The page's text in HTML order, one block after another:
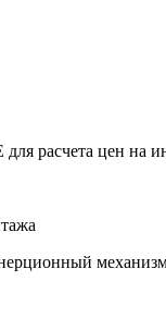
расчета цен на